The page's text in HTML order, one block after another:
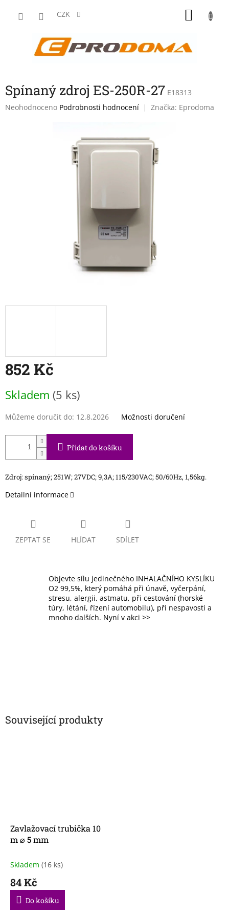
CZK
Spínaný zdroj ES-250R-27 E18313
Průměrné
Neohodnoceno Podrobnosti hodnocení Značka: Eprodoma
852 Kč
cena:
Skladem (5 ks)
Můžeme doručit do: 12.8.2026 Možnosti doručení
Přidat do košíku
Zdroj: spínaný; 251W; 27VDC; 9,3A; 115/230VAC; 50/60Hz, 1,56kg.
Detailní informace
ZEPTAT SE HLÍDAT SDÍLET
Objevte sílu jedinečného INHALAČNÍHO KYSLÍKU
O2 99,5%, který pomáhá při únavě, vyčerpání,
stresu, alergii, astmatu, při cestování (horské
túry, létání, řízení automobilu), při nespavosti a
mnoho dalších. Nyní v akci >>
Související produkty
Zavlažovací trubička 10
m ⌀ 5 mm
Skladem (16 ks)
84 Kč
Do košíku